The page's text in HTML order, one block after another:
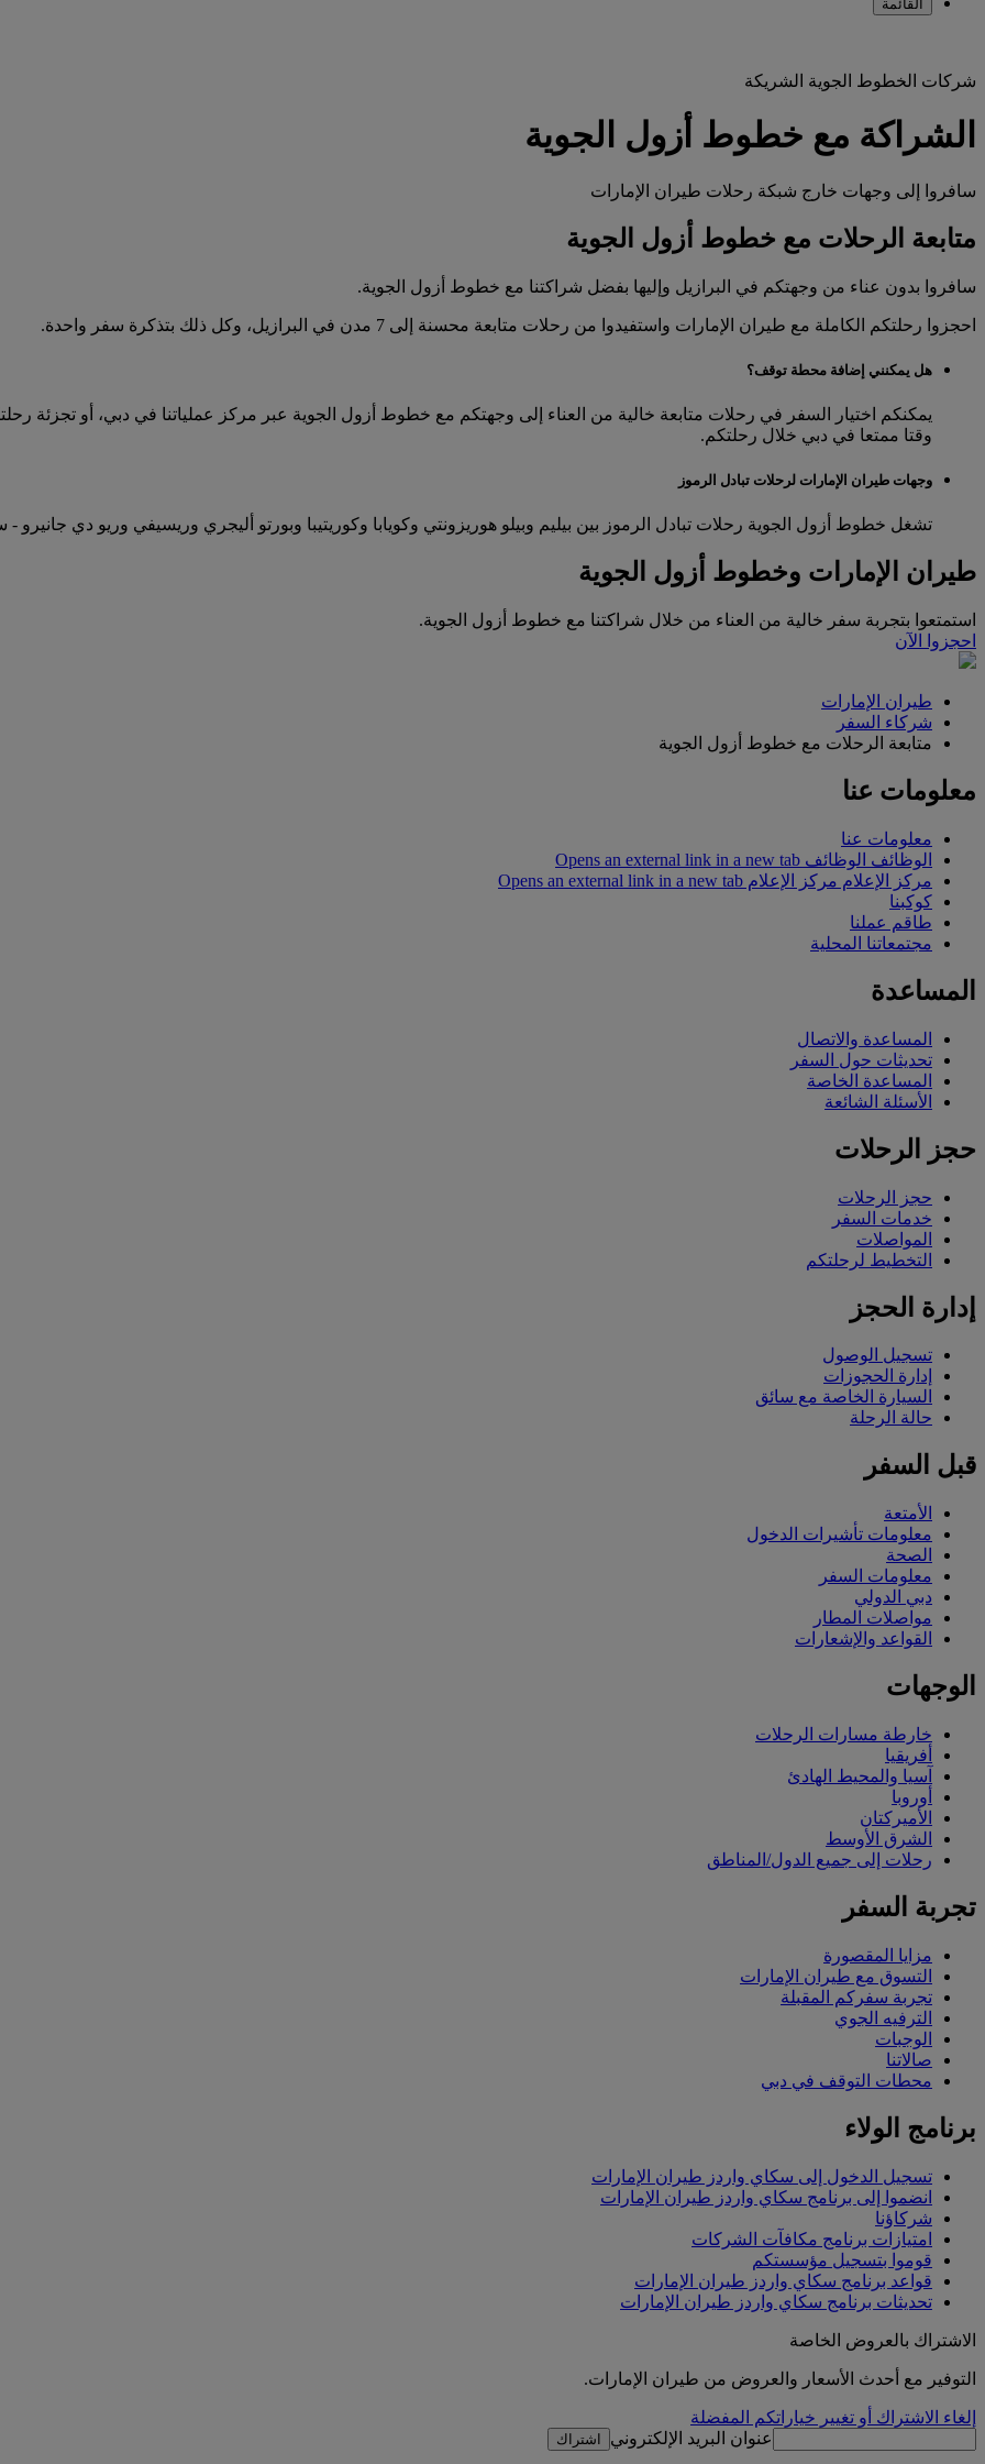
القائمة
شركات الخطوط الجوية الشريكة
الشراكة مع خطوط أزول الجوية
سافروا إلى وجهات خارج شبكة رحلات طيران الإمارات
متابعة الرحلات مع خطوط أزول الجوية
سافروا بدون عناء من وجهتكم في البرازيل وإليها بفضل شراكتنا مع خطوط أزول الجوية.
احجزوا رحلتكم الكاملة مع طيران الإمارات واستفيدوا من رحلات متابعة محسنة إلى 7 مدن في البرازيل، وكل ذلك بتذكرة سفر واحدة.
هل يمكنني إضافة محطة توقف؟
يمكنكم اختيار السفر في رحلات متابعة خالية من العناء إلى وجهتكم مع خطوط أزول الجوية عبر مركز عملياتنا في دبي، أو تجزئة
وقتا ممتعا في دبي خلال رحلتكم.
وجهات طيران الإمارات لرحلات تبادل الرموز
تشغل خطوط أزول الجوية رحلات تبادل الرموز بين بيليم وبيلو هوريزونتي وكويابا وكوريتيبا وبورتو أليجري وريسيفي وريو دي
طيران الإمارات وخطوط أزول الجوية
استمتعوا بتجربة سفر خالية من العناء من خلال شراكتنا مع خطوط أزول الجوية.
احجزوا الآن
طيران الإمارات
شركاء السفر
متابعة الرحلات مع خطوط أزول الجوية
معلومات عنا
معلومات عنا
الوظائف الوظائف Opens an external link in a new tab
مركز الإعلام مركز الإعلام Opens an external link in a new tab
كوكبنا
طاقم عملنا
مجتمعاتنا المحلية
المساعدة
المساعدة والاتصال
تحديثات حول السفر
المساعدة الخاصة
الأسئلة الشائعة
حجز الرحلات
حجز الرحلات
خدمات السفر
المواصلات
التخطيط لرحلتكم
إدارة الحجز
تسجيل الوصول
إدارة الحجوزات
السيارة الخاصة مع سائق
حالة الرحلة
قبل السفر
الأمتعة
معلومات تأشيرات الدخول
الصحة
معلومات السفر
دبي الدولي
مواصلات المطار
القواعد والإشعارات
الوجهات
خارطة مسارات الرحلات
أفريقيا
آسيا والمحيط الهادئ
أوروبا
الأميركتان
الشرق الأوسط
رحلات إلى جميع الدول/المناطق
تجربة السفر
مزايا المقصورة
التسوق مع طيران الإمارات
تجربة سفركم المقبلة
الترفيه الجوي
الوجبات
صالاتنا
محطات التوقف في دبي
برنامج الولاء
تسجيل الدخول إلى سكاي واردز طيران الإمارات
انضموا إلى برنامج سكاي واردز طيران الإمارات
شركاؤنا
امتيازات برنامج مكافآت الشركات
قوموا بتسجيل مؤسستكم
قواعد برنامج سكاي واردز طيران الإمارات
تحديثات برنامج سكاي واردز طيران الإمارات
الاشتراك بالعروض الخاصة
التوفير مع أحدث الأسعار والعروض من طيران الإمارات.
إلغاء الاشتراك أو تغيير خياراتكم المفضلة
عنوان البريد الإلكتروني
اشتراك